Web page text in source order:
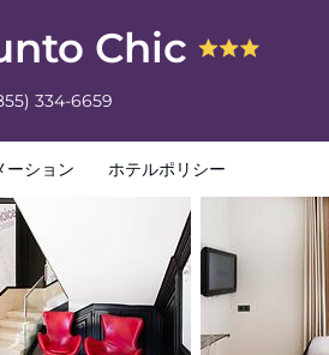
Chic
334-6659
ーション ホテルポリシー